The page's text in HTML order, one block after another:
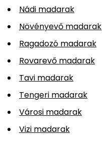
Nádi madarak
Növényevő madarak
Ragadozó madarak
Rovarevő madarak
Tavi madarak
Tengeri madarak
Városi madarak
Vizi madarak